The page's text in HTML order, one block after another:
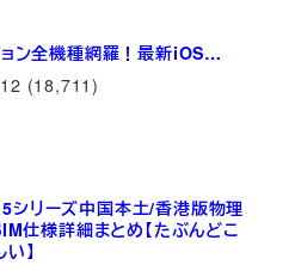
ョン全機種網羅！最新iOS…
(18,711)
リーズ中国本土/香港版物理
仕様詳細まとめ【たぶんどこ
】